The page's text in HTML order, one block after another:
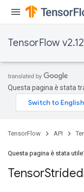
TensorFlow
Questa pagina è stata
TensorFlow API
Questa pagina è stata
TensorStrided